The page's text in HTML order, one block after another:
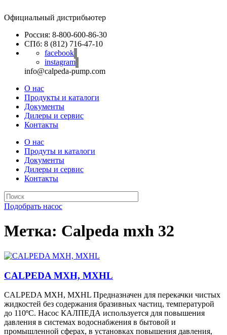
Официальный дистрибьютер
Россия: 8-800-600-86-30
СПб: 8 (812) 716-47-10
facebook
instagram
info@calpeda-pump.com
О нас
Продукты и каталоги
Документы
Дилеры и сервис
Контакты
О нас
Продуты и каталоги
Документы
Дилеры и сервис
Контакты
Подобрать насос
Метка: Calpeda mxh 32
CALPEDA MXH, MXHL
CALPEDA MXH, MXHL Предназначен для перекачки чистых
жидкостей без содержания бразивных частиц, температурой
до 110ºС. Насос КАЛПЕДА используется для повышения
давления в системах водоснабжения в бытовой и
промышленной сферах, в установках повышения давления,